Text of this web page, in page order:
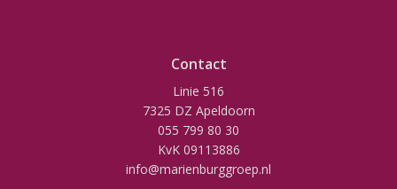
Contact
Linie 516
7325 DZ Apeldoorn
055 799 80 30
KvK 09113886
info@marienburggroep.nl